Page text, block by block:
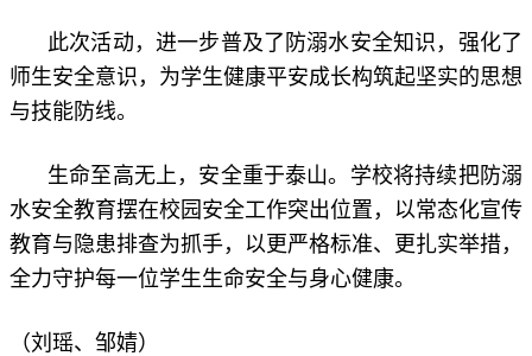
此次活动，进一步普及了防溺水安全知识，强化了
师生安全意识，为学生健康平安成长构筑起坚实的思想
与技能防线。
生命至高无上，安全重于泰山。学校将持续把防溺
水安全教育摆在校园安全工作突出位置，以常态化宣传
教育与隐患排查为抓手，以更严格标准、更扎实举措，
全力守护每一位学生生命安全与身心健康。
（刘瑶、邹婧）